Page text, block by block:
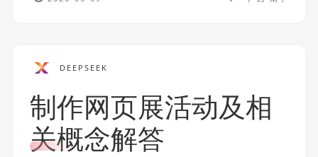
DEEPSEEK
制作网页展活动及相
关概念解答